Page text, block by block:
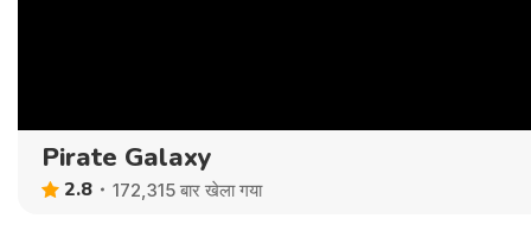
Pirate Galaxy
2.8 172,315 बार खेला गया